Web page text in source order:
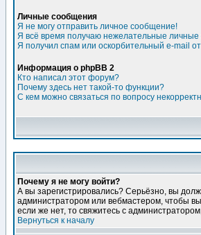
Личные сообщения
Я не могу отправить личное сообщение!
Я всё время получаю нежелательные
Я получил спам или оскорбительный e-mail
Информация о phpBB 2
Кто написал этот форум?
Почему здесь нет такой-то функции?
С кем можно связаться по вопросу
Почему я не могу войти?
А вы зарегистрировались? Серьёзно, вы
администратором или вебмастером, чтобы
если же нет, то свяжитесь с
Вернуться к началу